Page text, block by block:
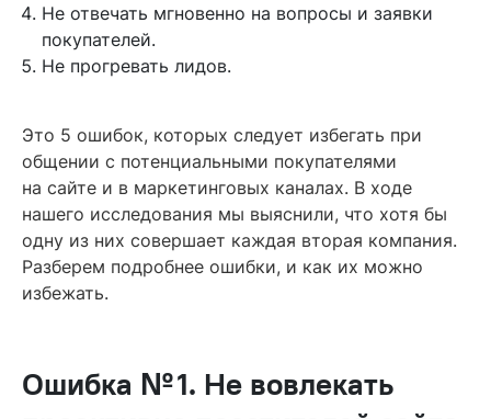
Ошибка № 4. Не отвечать мгновенно в каналах
коммуникации
в клиентов
Протестируйте все инструменты Carrot quest бесплатно
за 7 дней
Читайте также
Не отвечать мгновенно на вопросы и заявки
покупателей.
Не прогревать лидов.
Это 5 ошибок, которых следует избегать при
общении с потенциальными покупателями
на сайте и в маркетинговых каналах. В ходе
нашего исследования мы выяснили, что хотя бы
одну из них совершает каждая вторая компания.
Разберем подробнее ошибки, и как их можно
избежать.
Ошибка № 1. Не вовлекать